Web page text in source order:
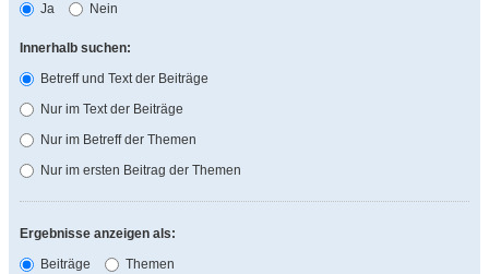
Ja
Nein
Innerhalb suchen:
Betreff und Text der Beiträge
Nur im Text der Beiträge
Nur im Betreff der Themen
Nur im ersten Beitrag der Themen
Ergebnisse anzeigen als:
Beiträge
Themen